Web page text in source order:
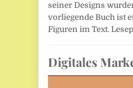
seiner Designs
vorliegende Buch ist
Figuren im Text.
Digitales